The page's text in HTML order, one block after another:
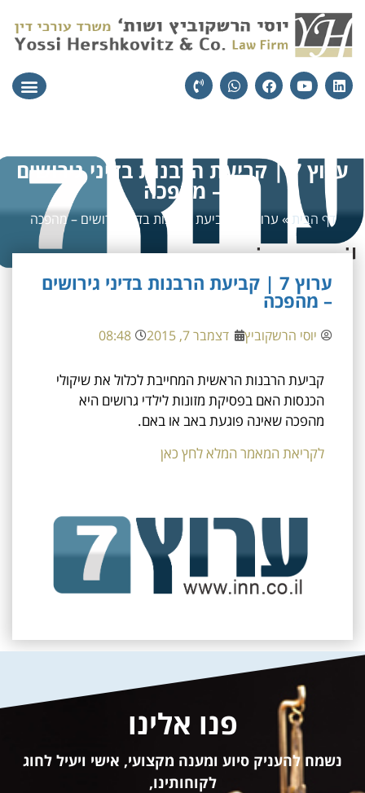
ערוץ 7 | קביעת הרבנות בדיני גירושים
– מהפכה
דף הבית » ערוץ 7 | קביעת הרבנות בדיני גירושים – מהפכה
ערוץ 7 | קביעת הרבנות בדיני גירושים
– מהפכה
יוסי הרשקוביץ דצמבר 7, 2015 08:48
קביעת הרבנות הראשית המחייבת לכלול את שיקולי
הכנסות האם בפסיקת מזונות לילדי גרושים היא
מהפכה שאינה פוגעת באב או באם.
לקריאת המאמר המלא לחץ כאן
פנו אלינו
נשמח להעניק סיוע ומענה מקצועי, אישי ויעיל לחוג
לקוחותינו,